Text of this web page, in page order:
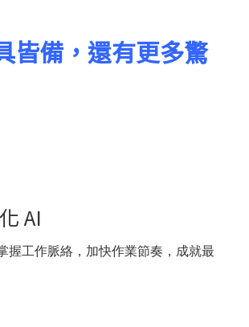
皆備，還有更多驚
AI
握工作脈絡，加快作業節奏，成就最